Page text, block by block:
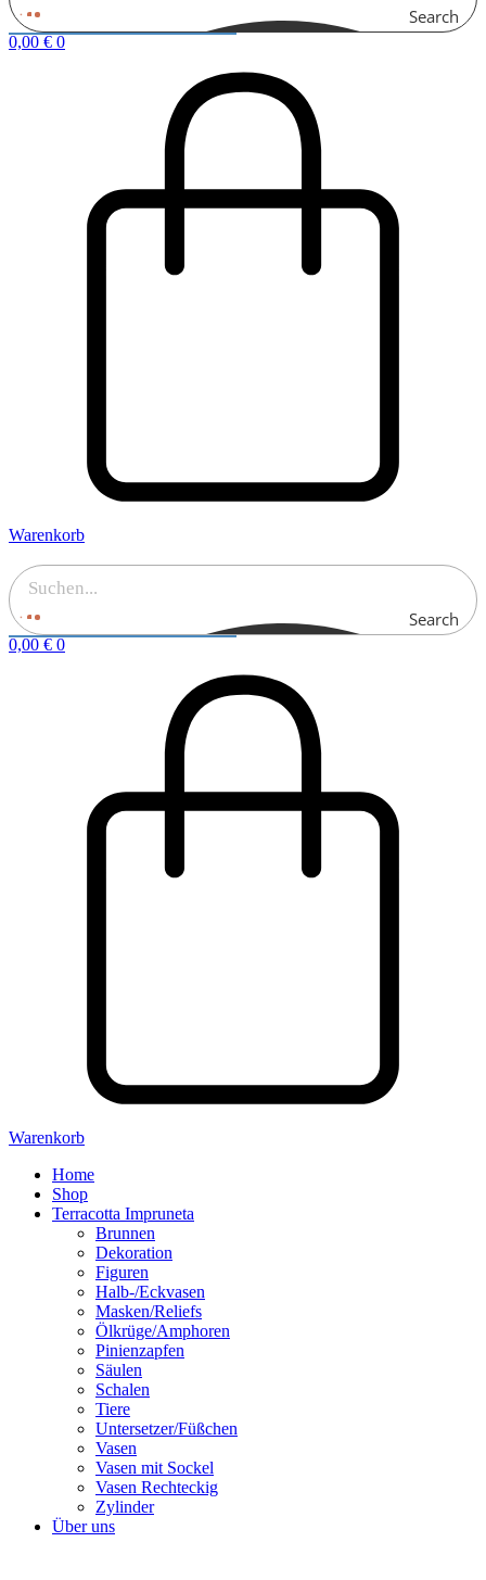
Search
0,00 € 0
Warenkorb
Search
0,00 € 0
Warenkorb
Home
Shop
Terracotta Impruneta
Brunnen
Dekoration
Figuren
Halb-/Eckvasen
Masken/Reliefs
Ölkrüge/Amphoren
Pinienzapfen
Säulen
Schalen
Tiere
Untersetzer/Füßchen
Vasen
Vasen mit Sockel
Vasen Rechteckig
Zylinder
Über uns